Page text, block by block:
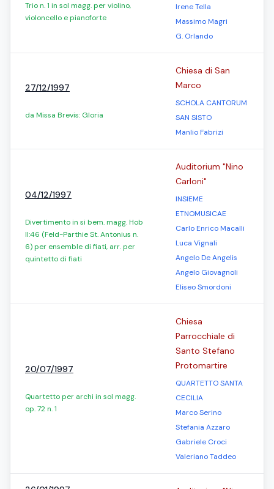
Trio n. 1 in sol magg. per violino,
violoncello e pianoforte
Irene Tella
Massimo Magri
G. Orlando
27/12/1997
da Missa Brevis: Gloria
Chiesa di San
Marco
SCHOLA CANTORUM
SAN SISTO
Manlio Fabrizi
04/12/1997
Divertimento in si bem. magg. Hob
II:46 (Feld-Parthie St. Antonius n.
6) per ensemble di fiati, arr. per
quintetto di fiati
Auditorium "Nino
Carloni"
INSIEME
ETNOMUSICAE
Carlo Enrico Macalli
Luca Vignali
Angelo De Angelis
Angelo Giovagnoli
Eliseo Smordoni
20/07/1997
Quartetto per archi in sol magg.
op. 72 n. 1
Chiesa
Parrocchiale di
Santo Stefano
Protomartire
QUARTETTO SANTA
CECILIA
Marco Serino
Stefania Azzaro
Gabriele Croci
Valeriano Taddeo